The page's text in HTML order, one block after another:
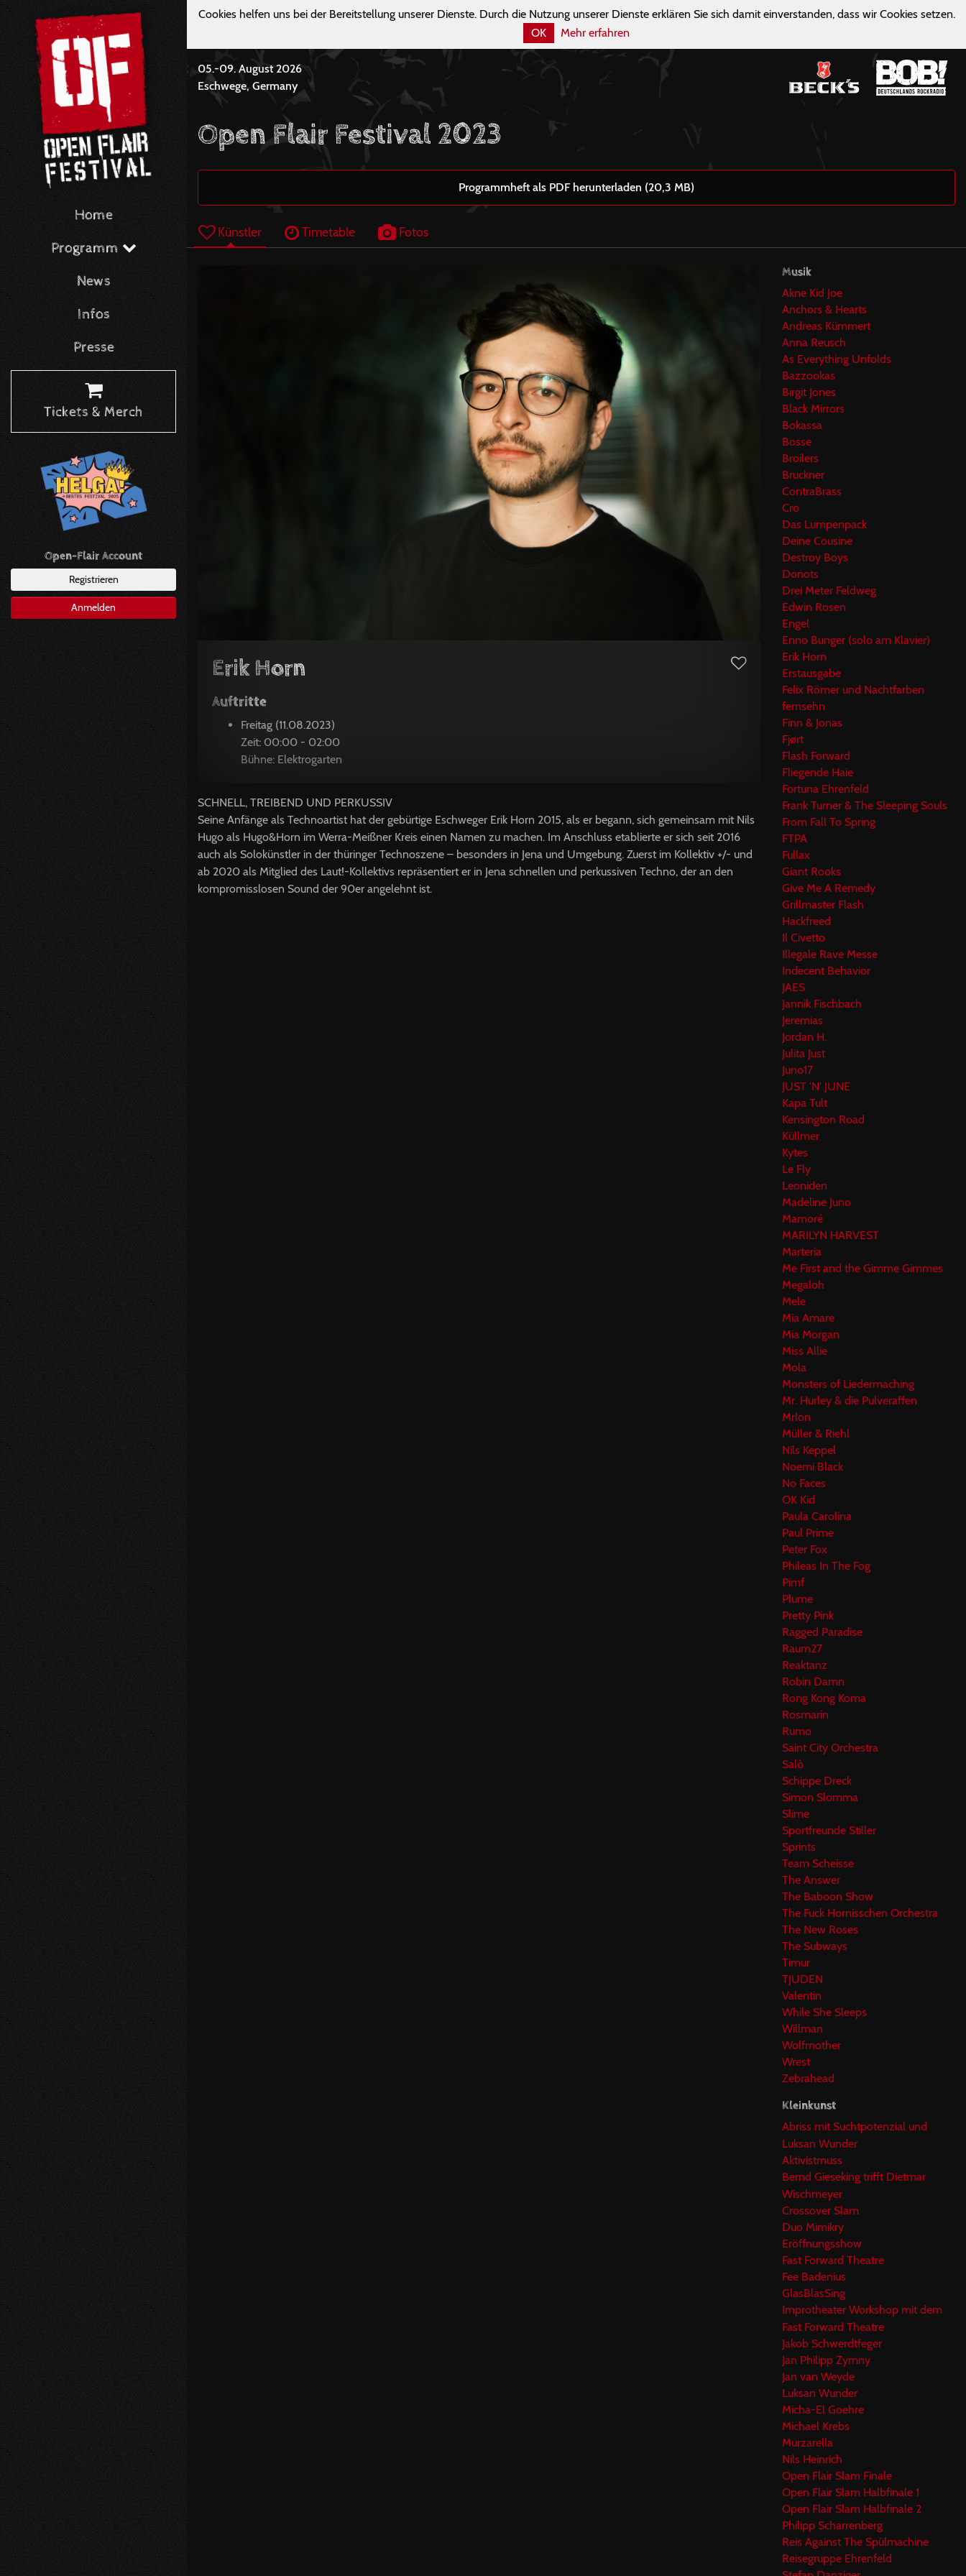
Home
Programm
News
Infos
Presse
Tickets & Merch
Open-Flair Account
Registrieren
Anmelden
Cookies helfen uns bei der Bereitstellung unserer Dienste. Durch die Nutzung unserer Dienste erklären Sie sich damit einverstanden, dass wir Cookies setzen.
OK
Mehr erfahren
05.-09. August 2026
Eschwege, Germany
Open Flair Festival 2023
Programmheft als PDF herunterladen (20,3 MB)
Künstler Timetable Fotos
Erik Horn
Auftritte
Freitag (11.08.2023)
Zeit: 00:00 - 02:00
Bühne: Elektrogarten
SCHNELL, TREIBEND UND PERKUSSIV
Seine Anfänge als Technoartist hat der gebürtige Eschweger Erik Horn 2015, als er begann, sich gemeinsam mit Nils
Hugo als Hugo&Horn im Werra-Meißner Kreis einen Namen zu machen. Im Anschluss etablierte er sich seit 2016
auch als Solokünstler in der thüringer Technoszene – besonders in Jena und Umgebung. Zuerst im Kollektiv +/- und
ab 2020 als Mitglied des Laut!-Kollektivs repräsentiert er in Jena schnellen und perkussiven Techno, der an den
kompromisslosen Sound der 90er angelehnt ist.
Musik
Akne Kid Joe
Anchors & Hearts
Andreas Kümmert
Anna Reusch
As Everything Unfolds
Bazzookas
Birgit Jones
Black Mirrors
Bokassa
Bosse
Broilers
Bruckner
ContraBrass
Cro
Das Lumpenpack
Deine Cousine
Destroy Boys
Donots
Drei Meter Feldweg
Edwin Rosen
Engel
Enno Bunger (solo am Klavier)
Erik Horn
Erstausgabe
Felix Römer und Nachtfarben
fernsehn
Finn & Jonas
Fjørt
Flash Forward
Fliegende Haie
Fortuna Ehrenfeld
Frank Turner & The Sleeping Souls
From Fall To Spring
FTPA
Fullax
Giant Rooks
Give Me A Remedy
Grillmaster Flash
Hackfreed
Il Civetto
Illegale Rave Messe
Indecent Behavior
JAES
Jannik Fischbach
Jeremias
Jordan H.
Julita Just
Juno17
JUST 'N' JUNE
Kapa Tult
Kensington Road
Küllmer
Kytes
Le Fly
Leoniden
Madeline Juno
Mamoré
MARILYN HARVEST
Marteria
Me First and the Gimme Gimmes
Megaloh
Mele
Mia Amare
Mia Morgan
Miss Allie
Mola
Monsters of Liedermaching
Mr. Hurley & die Pulveraffen
Mrlon
Müller & Riehl
Nils Keppel
Noemi Black
No Faces
OK Kid
Paula Carolina
Paul Prime
Peter Fox
Phileas In The Fog
Pimf
Plume
Pretty Pink
Ragged Paradise
Raum27
Reaktanz
Robin Damn
Rong Kong Koma
Rosmarin
Rumo
Saint City Orchestra
Salò
Schippe Dreck
Simon Slomma
Slime
Sportfreunde Stiller
Sprints
Team Scheisse
The Answer
The Baboon Show
The Fuck Hornisschen Orchestra
The New Roses
The Subways
Timur
TJUDEN
Valentin
While She Sleeps
Willman
Wolfmother
Wrest
Zebrahead
Kleinkunst
Abriss mit Suchtpotenzial und
Luksan Wunder
Aktivistmuss
Bernd Gieseking trifft Dietmar
Wischmeyer
Crossover Slam
Duo Mimikry
Eröffnungsshow
Fast Forward Theatre
Fee Badenius
GlasBlasSing
Improtheater Workshop mit dem
Fast Forward Theatre
Jakob Schwerdtfeger
Jan Philipp Zymny
Jan van Weyde
Luksan Wunder
Micha-El Goehre
Michael Krebs
Murzarella
Nils Heinrich
Open Flair Slam Finale
Open Flair Slam Halbfinale 1
Open Flair Slam Halbfinale 2
Philipp Scharrenberg
Reis Against The Spülmachine
Reisegruppe Ehrenfeld